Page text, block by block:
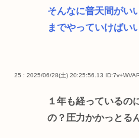
そんなに普天間がい
までやっていけばい
25 : 2025/06/28(土) 20:25:56.13
１年も経っているの
の？圧力かかっとる